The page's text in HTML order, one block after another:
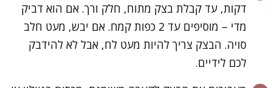
דקות, עד קבלת בצק מתוח, חלק ורך. אם הוא דביק
מדי – מוסיפים עד 2 כפות קמח. אם יבש, מעט חלב
סויה. הבצק צריך להיות מעט לח, אבל לא להידבק
לכם לידיים.